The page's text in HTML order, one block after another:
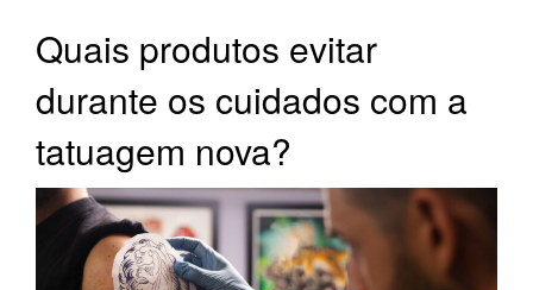
Quais produtos evitar
durante os cuidados com a
tatuagem nova?